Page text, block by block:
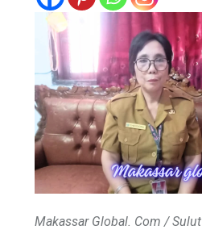
Makassar Global. Com / Sulut